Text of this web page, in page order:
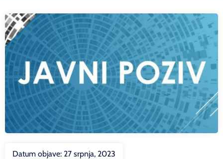
Datum objave: 27 srpnja, 2023